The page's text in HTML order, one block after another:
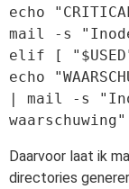
echo
mail -s
elif [
echo
| mail -s
waarschuwing"
Daarvoor laat ik
directories